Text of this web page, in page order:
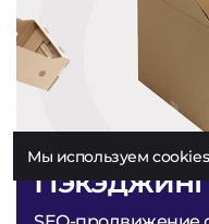
Мы используем cookies